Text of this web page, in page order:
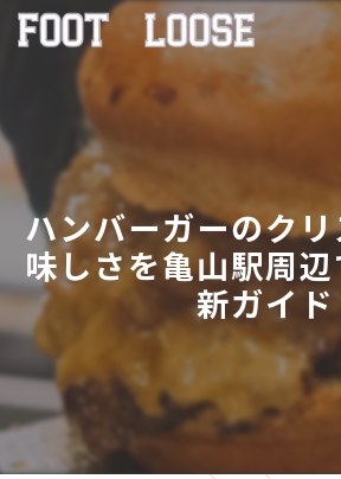
ハンバーガーのク
味しさを亀山駅周
新ガイド